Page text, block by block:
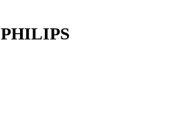
PHILIPS